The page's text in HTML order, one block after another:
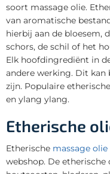
soort massage olie.
van aromatische
hierbij aan de bloesem,
schors, de schil of het
Elk hoofdingrediënt in
andere werking. Dit kan
zijn. Populaire
en ylang ylang.
Etherische
Etherische massage olie
webshop. De